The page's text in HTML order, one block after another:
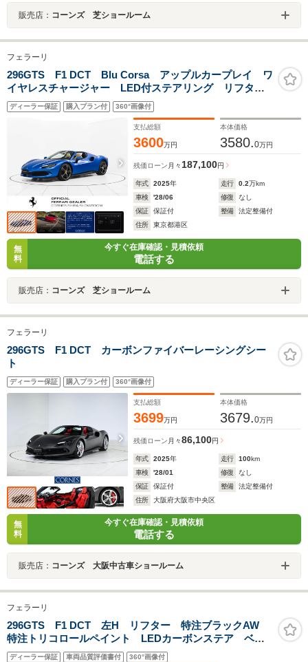
販売店： コーンズ 芝ショールーム
フェラーリ
296GTS F1 DCT Blu Corsa アップルカープレイ ワ
イヤレスチャージャー LED付ステアリング リフタ
ー 20インチダイヤモンド研磨仕上ホイール
ディーラー保証 購入プラン付 360°画像付
支払総額
3600万円
本体価格
3580.0万円
残価ローン 月々187,100円
年式 2025年 走行 0.2万km
車検
'28/06 修復
なし
保証
保証付 整備
法定整備付
住所
東京都港区
無
料
今すぐ在庫確認・見積依頼
電話する
販売店： コーンズ 芝ショールーム
フェラーリ
296GTS F1 DCT カーボンファイバーレーシングシー
ト
ディーラー保証 購入プラン付 360°画像付
支払総額
3699万円
本体価格
3679.0万円
残価ローン 月々86,100円
年式 2025年 走行 100km
車検
'28/01 修復
なし
保証
保証付 整備
法定整備付
住所
大阪府大阪市中央区
無
料
今すぐ在庫確認・見積依頼
電話する
販売店： コーンズ 大阪中古車ショールーム
フェラーリ
296GTS F1 DCT 左H リフター 特注ブラックAW
特注トリコロールペイント LEDカーボンステア ベン
チレーテッドシート
ディーラー保証 車両品質評価書付 360°画像付